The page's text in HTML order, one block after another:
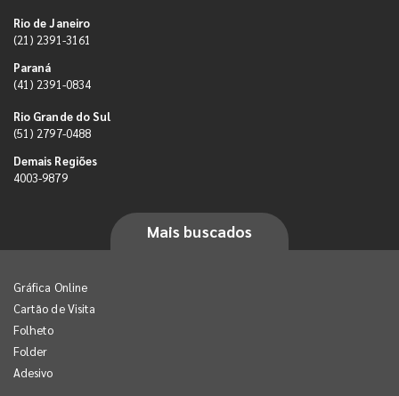
Rio de Janeiro
(21) 2391-3161
Paraná
(41) 2391-0834
Rio Grande do Sul
(51) 2797-0488
Demais Regiões
4003-9879
Mais buscados
Gráfica Online
Cartão de Visita
Folheto
Folder
Adesivo